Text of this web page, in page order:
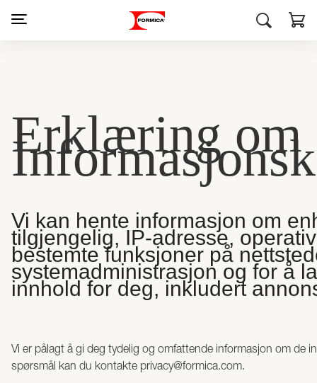
Erklæring om
Vi kan hente informasjon om
tilgjengelig, IP-adresse,
bestemte funksjoner på
systemadministrasjon og for å
innhold for deg, inkludert
Vi er pålagt å gi deg tydelig og omfattende informasjon om de
spørsmål kan du kontakte privacy@formica.com.